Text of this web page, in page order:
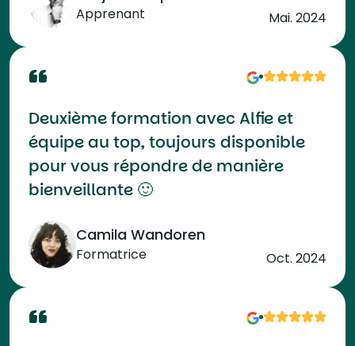
Apprenant Mai. 2024
Deuxième formation avec Alfie et
équipe au top, toujours disponible
pour vous répondre de manière
bienveillante 🙂
Camila Wandoren
Formatrice Oct. 2024